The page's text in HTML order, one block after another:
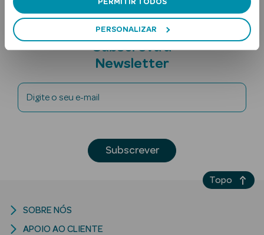
PERSONALIZAR
Ver Tudo
Lábios
Subscreva a
Newsletter
Digite o seu e-mail
Subscrever
SOBRE NÓS
APOIO AO CLIENTE
Topo